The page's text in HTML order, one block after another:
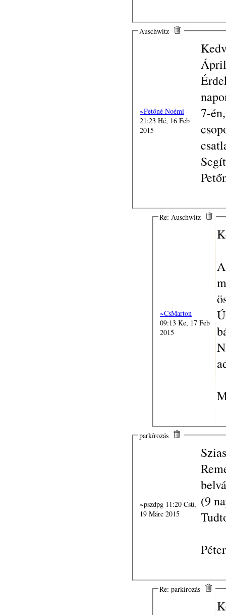
Auschwitz
~Petőné Noémi
21:23 Hé, 16 Feb
2015
7-
Re: Auschwitz
~CsMarton
09:13 Ke, 17 Feb
2015
parkírozás
~pszdpg 11:20 Csü,
19 Márc 2015
(9
Péter
Re: parkírozás